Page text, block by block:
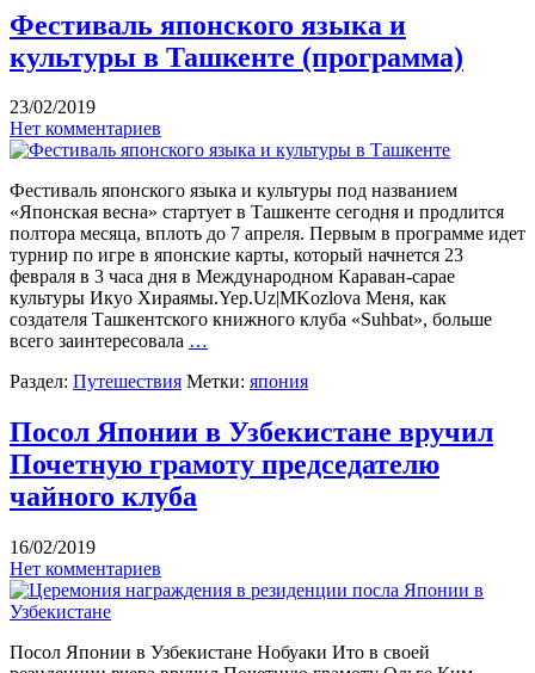
Фестиваль японского языка и
культуры в Ташкенте (программа)
23/02/2019
Нет комментариев
Фестиваль японского языка и культуры под названием
«Японская весна» стартует в Ташкенте сегодня и продлится
полтора месяца, вплоть до 7 апреля. Первым в программе идет
турнир по игре в японские карты, который начнется 23
февраля в 3 часа дня в Международном Караван-сарае
культуры Икуо Хираямы.Yep.Uz|MKozlova Меня, как
создателя Ташкентского книжного клуба «Suhbat», больше
всего заинтересовала …
Раздел: Путешествия Метки: япония
Посол Японии в Узбекистане вручил
Почетную грамоту председателю
чайного клуба
16/02/2019
Нет комментариев
Посол Японии в Узбекистане Нобуаки Ито в своей